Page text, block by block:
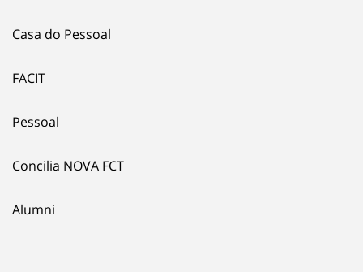
Casa do Pessoal
FACIT
Pessoal
Concilia NOVA FCT
Alumni